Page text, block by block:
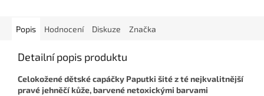
Popis Hodnocení Diskuze Značka
Detailní popis produktu
Celokožené dětské capáčky Paputki šité z té nejkvalitnější
pravé jehněčí kůže, barvené netoxickými barvami